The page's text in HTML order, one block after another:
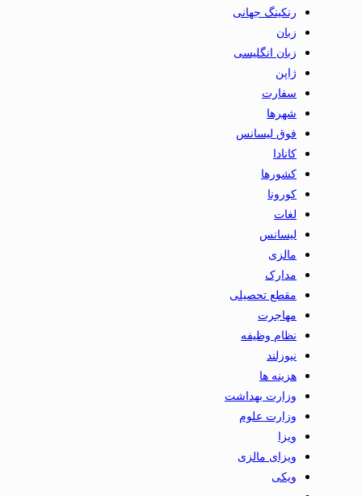
رنکینگ جهانی
زبان
زبان انگلیسی
ژاپن
سفارت
شهرها
فوق لیسانس
کانادا
کشورها
کورونا
لغات
لیسانس
مالزی
مدارک
مقطع تحصیلی
مهاجرت
نظام وظیفه
نیوزلند
هزینه ها
وزارت بهداشت
وزارت علوم
ویزا
ویزای مالزی
ویکی